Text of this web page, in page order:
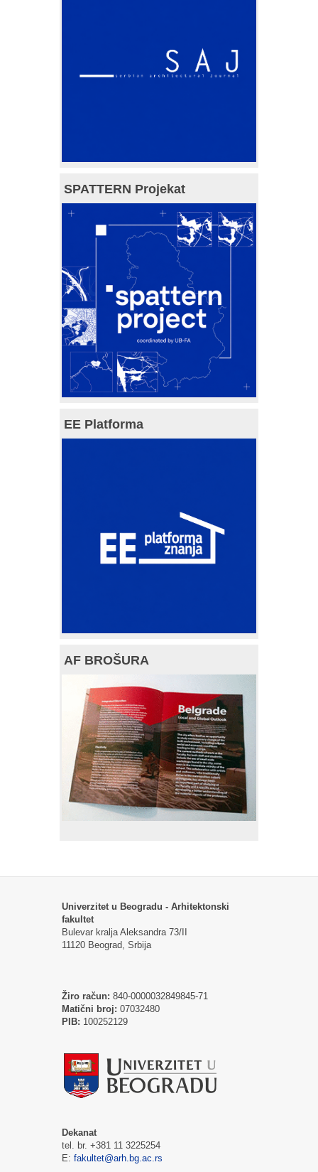
SPATTERN Projekat
EE Platforma
AF BROŠURA
Univerzitet u Beogradu - Arhitektonski
fakultet
Bulevar kralja Aleksandra 73/II
11120 Beograd, Srbija
Žiro račun: 840-0000032849845-71
Matični broj: 07032480
PIB: 100252129
Dekanat
tel. br. +381 11 3225254
E: fakultet@arh.bg.ac.rs